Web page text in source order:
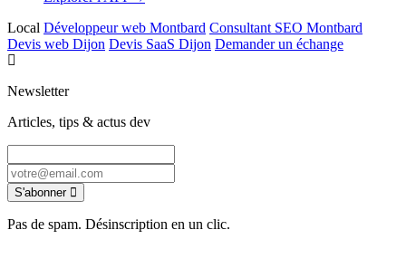
Local Développeur web Montbard Consultant SEO Montbard
Devis web Dijon Devis SaaS Dijon Demander un échange
Newsletter
Articles, tips & actus dev
S'abonner
Pas de spam. Désinscription en un clic.